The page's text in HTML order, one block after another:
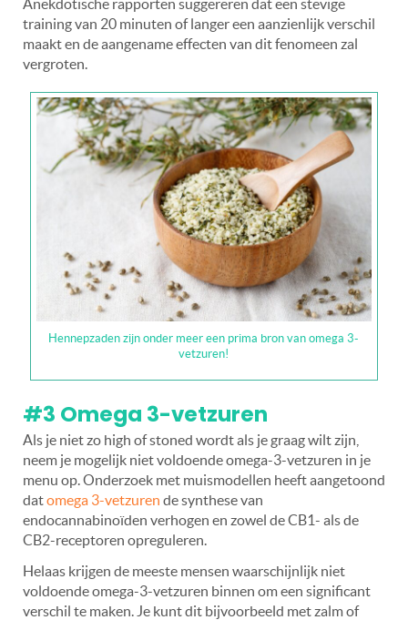
Anekdotische rapporten suggereren dat een stevige
training van 20 minuten of langer een aanzienlijk verschil
maakt en de aangename effecten van dit fenomeen zal
vergroten.
Hennepzaden zijn onder meer een prima bron van omega 3-
vetzuren!
#3 Omega 3-vetzuren
Als je niet zo high of stoned wordt als je graag wilt zijn,
neem je mogelijk niet voldoende omega-3-vetzuren in je
menu op. Onderzoek met muismodellen heeft aangetoond
datomega 3-vetzuren de synthese van
endocannabinoïden verhogen en zowel de CB1- als de
CB2-receptoren opreguleren.
Helaas krijgen de meeste mensen waarschijnlijk niet
voldoende omega-3-vetzuren binnen om een significant
verschil te maken. Je kunt dit bijvoorbeeld met zalm of